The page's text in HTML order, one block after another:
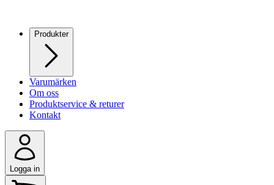
Produkter
Varumärken
Om oss
Produktservice & returer
Kontakt
Logga in